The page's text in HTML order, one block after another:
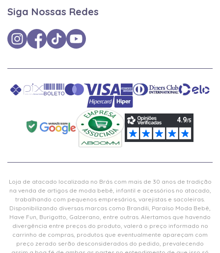
Siga Nossas Redes
Loja de atacado localizada no Brás com mais de 30 anos de tradição
na venda de artigos de moda bebê, infantil e acessórios no atacado,
trabalhando com pequenos empresários, varejistas e sacoleiras.
Disponibilizando diversas marcas como Brandili, Paraíso Moda Bebê,
Have Fun, Burigotto, Galzerano, entre outras. Alertamos que havendo
divergência entre preços do produto, valerá o preço informado no
carrinho de compras, produtos que eventualmente apareçam com
preço zerado serão desconsiderados do pedido, prevalecendo